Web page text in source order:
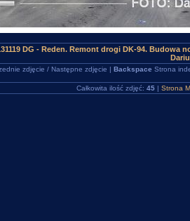
DG - Reden. Remont drogi DK-94.
zdjęcie / Następne zdjęcie | Backspace Strona
Całkowita ilość zdjęć: 45 | Strona